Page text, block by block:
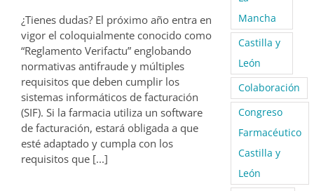
¿Tienes dudas? El próximo año entra en
vigor el coloquialmente conocido como
“Reglamento Verifactu” englobando
normativas antifraude y múltiples
requisitos que deben cumplir los
sistemas informáticos de facturación
(SIF). Si la farmacia utiliza un software
de facturación, estará obligada a que
esté adaptado y cumpla con los
requisitos que [...]
Mancha
Castilla y
León
Colaboración
Congreso
Farmacéutico
Castilla y
León